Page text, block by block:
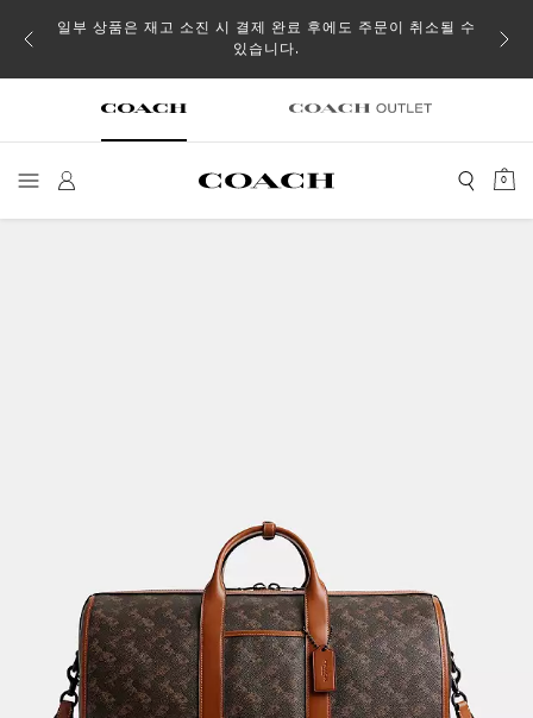
일부 상품은 재고 소진 시 결제 완료 후에도 주문이 취소될 수
있습니다.
0